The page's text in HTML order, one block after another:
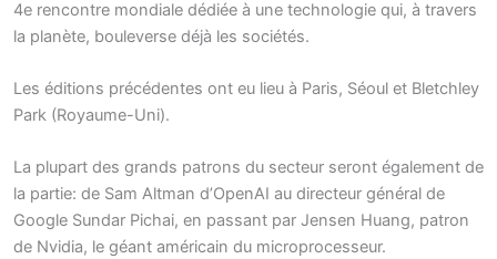
4e rencontre mondiale dédiée à une technologie qui, à travers
la planète, bouleverse déjà les sociétés.
Les éditions précédentes ont eu lieu à Paris, Séoul et Bletchley
Park (Royaume-Uni).
La plupart des grands patrons du secteur seront également de
la partie: de Sam Altman d’OpenAI au directeur général de
Google Sundar Pichai, en passant par Jensen Huang, patron
de Nvidia, le géant américain du microprocesseur.